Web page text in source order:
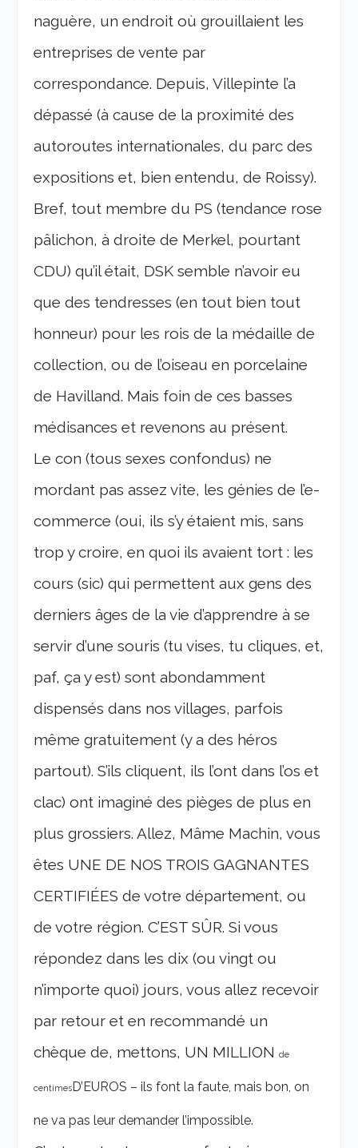
naguère, un endroit où grouillaient les
entreprises de vente par
correspondance. Depuis, Villepinte l’a
dépassé (à cause de la proximité des
autoroutes internationales, du parc des
expositions et, bien entendu, de Roissy).
Bref, tout membre du PS (tendance rose
pâlichon, à droite de Merkel, pourtant
CDU) qu’il était, DSK semble n’avoir eu
que des tendresses (en tout bien tout
honneur) pour les rois de la médaille de
collection, ou de l’oiseau en porcelaine
de Havilland. Mais foin de ces basses
médisances et revenons au présent.
Le con (tous sexes confondus) ne
mordant pas assez vite, les génies de l’e-
commerce (oui, ils s’y étaient mis, sans
trop y croire, en quoi ils avaient tort : les
cours (sic) qui permettent aux gens des
derniers âges de la vie d’apprendre à se
servir d’une souris (tu vises, tu cliques, et,
paf, ça y est) sont abondamment
dispensés dans nos villages, parfois
même gratuitement (y a des héros
partout). S’ils cliquent, ils l’ont dans l’os et
clac) ont imaginé des pièges de plus en
plus grossiers. Allez, Mâme Machin, vous
êtes UNE DE NOS TROIS GAGNANTES
CERTIFIÉES de votre département, ou
de votre région. C’EST SÛR. Si vous
répondez dans les dix (ou vingt ou
n’importe quoi) jours, vous allez recevoir
par retour et en recommandé un
chèque de, mettons, UN MILLIONde
centimes D’EUROS – ils font la faute, mais bon, on
ne va pas leur demander l’impossible.